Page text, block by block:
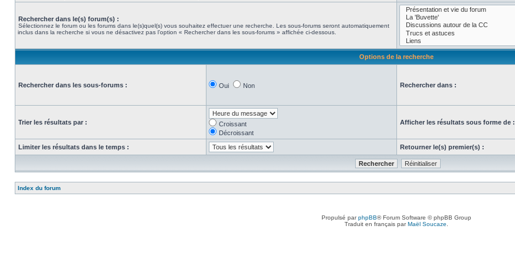
Rechercher dans le(s) forum(s) :
Sélectionnez le forum ou les forums dans le(s)quel(s) vous souhaitez effectuer une recherche. Les sous-forums seront automatiquement
inclus dans la recherche si vous ne désactivez pas l’option « Rechercher dans les sous-forums » affichée ci-dessous.
Options de la recherche
Rechercher dans les sous-forums : Oui Non Rechercher dans :
Trier les résultats par :
Croissant
Décroissant
Afficher les résultats sous forme de :
Limiter les résultats dans le temps : Retourner le(s) premier(s) :
Index du forum
Propulsé parphpBB® Forum Software © phpBB Group
Traduit en français parMaël Soucaze